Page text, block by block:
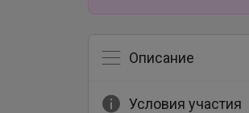
Описание
Условия участия